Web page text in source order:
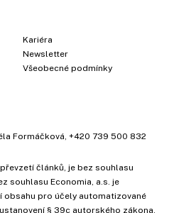
Kariéra
Newsletter
Všeobecné podmínky
Formáčková +420 739 500 832
článků, je bez souhlasu
souhlasu Economia, a.s. je
obsahu pro účely automatizované
§ 39c autorského zákona.